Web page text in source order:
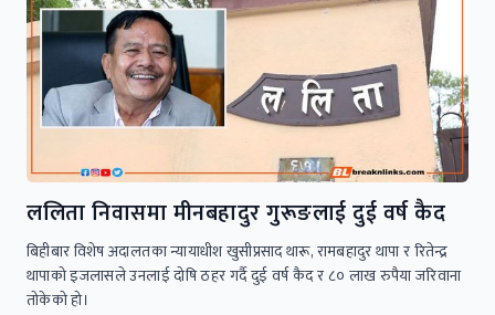
ललिता निवासमा मीनबहादुर गुरूङलाई दुई वर्ष कैद
बिहीबार विशेष अदालतका न्यायाधीश खुसीप्रसाद थारू, रामबहादुर थापा र रितेन्द्र
थापाको इजलासले उनलाई दोषि ठहर गर्दै दुई वर्ष कैद र ८० लाख रुपैया जरिवाना
तोकेको हो।